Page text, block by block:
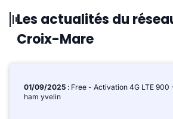
Les actualités du
Croix-Mare
01/09/2025 : Free - Activation 4G LTE
ham yvelin